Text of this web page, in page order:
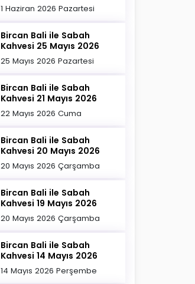
1 Haziran 2026 Pazartesi
Bircan Bali ile Sabah
Kahvesi 25 Mayıs 2026
25 Mayıs 2026 Pazartesi
Bircan Bali ile Sabah
Kahvesi 21 Mayıs 2026
22 Mayıs 2026 Cuma
Bircan Bali ile Sabah
Kahvesi 20 Mayıs 2026
20 Mayıs 2026 Çarşamba
Bircan Bali ile Sabah
Kahvesi 19 Mayıs 2026
20 Mayıs 2026 Çarşamba
Bircan Bali ile Sabah
Kahvesi 14 Mayıs 2026
14 Mayıs 2026 Perşembe